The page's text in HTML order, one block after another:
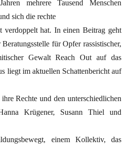
mehrere Tausend Menschen
sich die rechte
verdoppelt hat. In einen Beitrag geht
für Opfer rassistischer,
Gewalt Reach Out auf das
liegt im aktuellen Schattenbericht auf
Rechte und den unterschiedlichen
Krügener, Susann Thiel und
einem Kollektiv, das